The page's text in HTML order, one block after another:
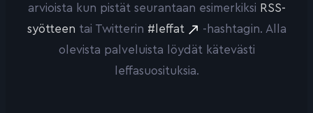
arvioista kun pistät seurantaan esimerkiksi RSS-
syötteen tai Twitterin #leffat
-hashtagin. Alla
olevista palveluista löydät kätevästi
leffasuosituksia.